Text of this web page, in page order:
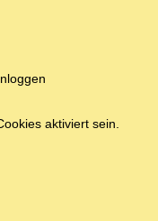
aktiviert sein.